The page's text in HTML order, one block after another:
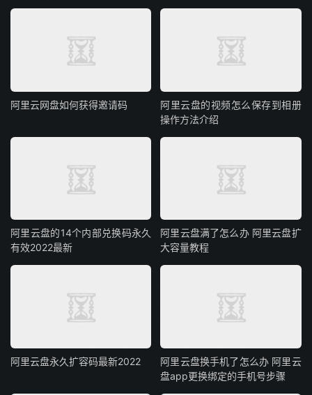
阿里云网盘如何获得邀请码
阿里云盘的视频怎么保存到相册
操作方法介绍
阿里云盘的14个内部兑换码永久
有效2022最新
阿里云盘满了怎么办 阿里云盘扩
大容量教程
阿里云盘永久扩容码最新2022
阿里云盘换手机了怎么办 阿里云
盘app更换绑定的手机号步骤